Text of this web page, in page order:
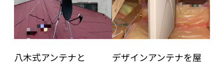
八木式アンテナと
デザインアンテナを屋